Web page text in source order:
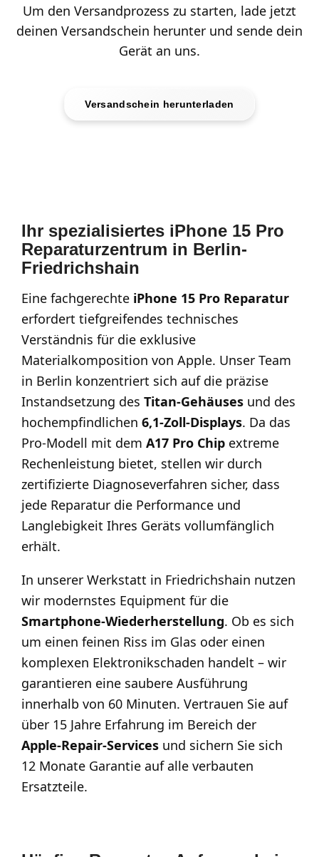
Um den Versandprozess zu starten, lade jetzt
deinen Versandschein herunter und sende dein
Gerät an uns.
Versandschein herunterladen
Ihr spezialisiertes iPhone 15 Pro
Reparaturzentrum in Berlin-
Friedrichshain
Eine fachgerechte iPhone 15 Pro Reparatur
erfordert tiefgreifendes technisches
Verständnis für die exklusive
Materialkomposition von Apple. Unser Team
in Berlin konzentriert sich auf die präzise
Instandsetzung des Titan-Gehäuses und des
hochempfindlichen 6,1-Zoll-Displays. Da das
Pro-Modell mit dem A17 Pro Chip extreme
Rechenleistung bietet, stellen wir durch
zertifizierte Diagnoseverfahren sicher, dass
jede Reparatur die Performance und
Langlebigkeit Ihres Geräts vollumfänglich
erhält.
In unserer Werkstatt in Friedrichshain nutzen
wir modernstes Equipment für die
Smartphone-Wiederherstellung. Ob es sich
um einen feinen Riss im Glas oder einen
komplexen Elektronikschaden handelt – wir
garantieren eine saubere Ausführung
innerhalb von 60 Minuten. Vertrauen Sie auf
über 15 Jahre Erfahrung im Bereich der
Apple-Repair-Services und sichern Sie sich
12 Monate Garantie auf alle verbauten
Ersatzteile.